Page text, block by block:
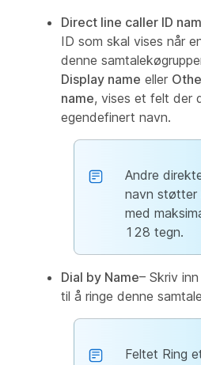
Direct line caller ID
ID som skal vises når
denne
Display name eller
name, vises et felt der
egendefinert navn.
Andre
navn støtter
med
128 tegn.
Dial by Name– Skriv
til å ringe denne
Feltet Ring